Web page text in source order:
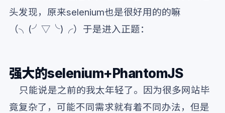
头发现，原来selenium也是很好用的的嘛
（╮(╯▽╰)╭）于是进入正题：
强大的selenium+PhantomJS
只能说是之前的我太年轻了。因为很多网站毕
竟复杂了，可能不同需求就有着不同办法，但是